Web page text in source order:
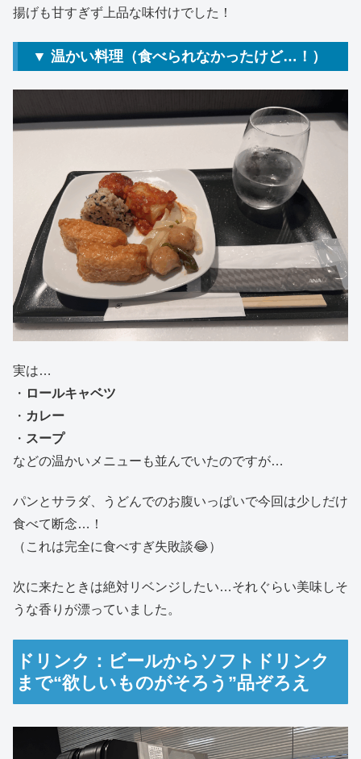
揚げも甘すぎず上品な味付けでした！
▼ 温かい料理（食べられなかったけど…！）
実は…
・ ロールキャベツ
・ カレー
・ スープ
などの温かいメニューも並んでいたのですが…
パンとサラダ、うどんでのお腹いっぱいで今回は少しだけ
食べて断念…！
（これは完全に食べすぎ失敗談😂）
次に来たときは絶対リベンジしたい…それぐらい美味しそ
うな香りが漂っていました。
ドリンク：ビールからソフトドリンク
まで“欲しいものがそろう”品ぞろえ